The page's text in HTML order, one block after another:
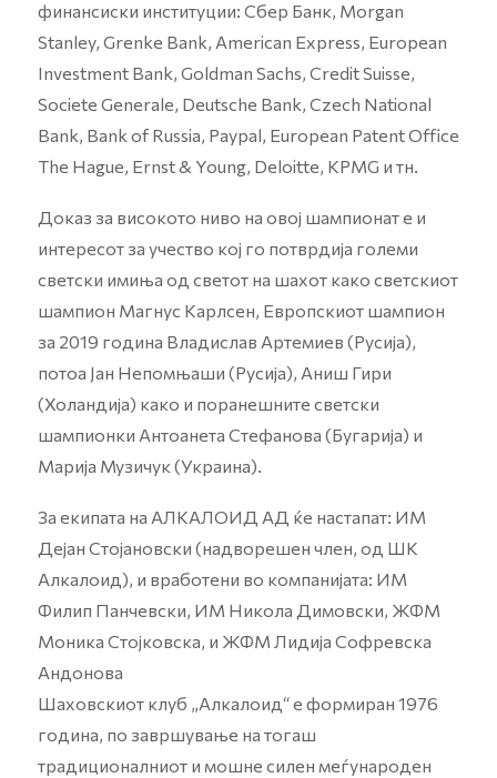
финансиски институции: Сбер Банк, Morgan
Stanley, Grenke Bank, American Express, European
Investment Bank, Goldman Sachs, Credit Suisse,
Societe Generale, Deutsche Bank, Czech National
Bank, Bank of Russia, Paypal, European Patent Office
The Hague, Ernst & Young, Deloitte, KPMG и тн.
Доказ за високото ниво на овој шампионат е и
интересот за учество кој го потврдија големи
светски имиња од светот на шахот како светскиот
шампион Магнус Карлсен, Европскиот шампион
за 2019 година Владислав Артемиев (Русија),
потоа Јан Непомњаши (Русија), Аниш Гири
(Холандија) како и поранешните светски
шампионки Антоанета Стефанова (Бугарија) и
Марија Музичук (Украина).
За екипата на АЛКАЛОИД АД ќе настапат: ИМ
Дејан Стојановски (надворешен член, од ШК
Алкалоид), и вработени во компанијата: ИМ
Филип Панчевски, ИМ Никола Димовски, ЖФМ
Моника Стојковска, и ЖФМ Лидија Софревска
Андонова
Шаховскиот клуб „Алкалоид“ е формиран 1976
година, по завршување на тогаш
традиционалниот и мошне силен меѓународен